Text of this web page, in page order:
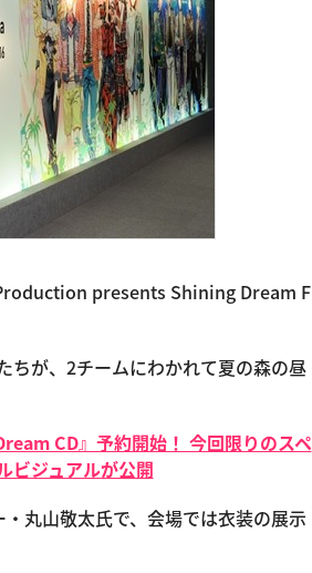
presents Shining Dream F
ちが、2チームにわかれて夏の森の昼
CD』予約開始！ 今回限りのスペ
ジュアルが公開
丸山敬太氏で、会場では衣装の展示